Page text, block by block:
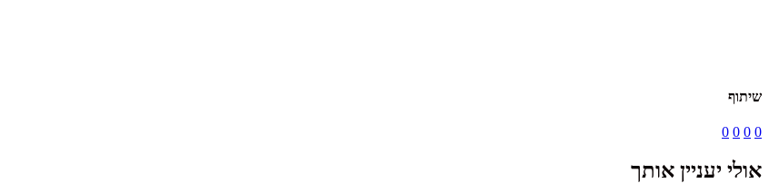
שיתוף
0
0
0
0
אולי יעניין אותך